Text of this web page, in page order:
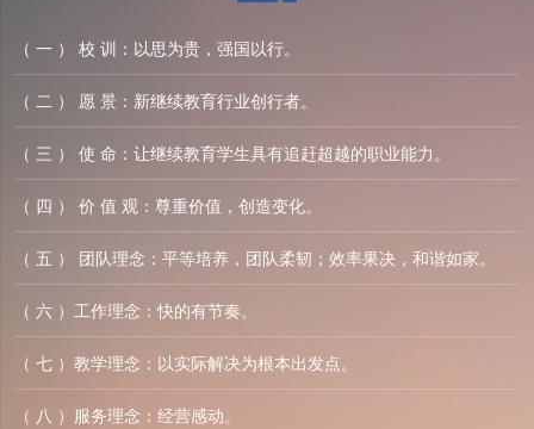
（ 一 ） 校 训：以思为贵，强国以行。
（ 二 ） 愿 景：新继续教育行业创行者。
（ 三 ） 使 命：让继续教育学生具有追赶超越的职业能力。
（ 四 ） 价 值 观：尊重价值，创造变化。
（ 五 ） 团队理念：平等培养，团队柔韧；效率果决，和谐如家。
（ 六 ）工作理念：快的有节奏。
（ 七 ）教学理念：以实际解决为根本出发点。
（ 八 ）服务理念：经营感动。